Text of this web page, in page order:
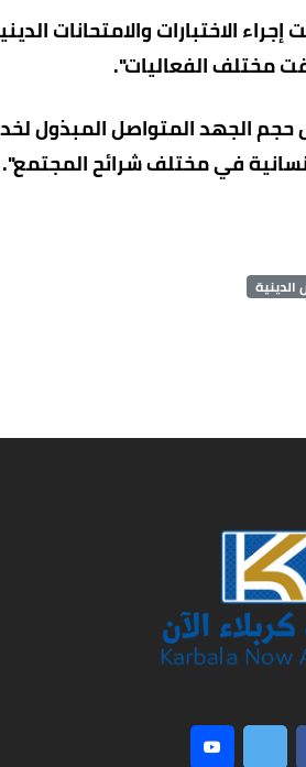
الاختبارات والامتحانات
مختلف الفعاليات".
الجهد المتواصل المبذول
في مختلف شرائح المجتمع".
الدينية